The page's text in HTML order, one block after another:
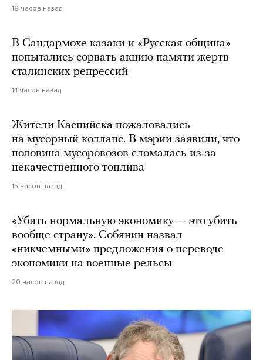
18 часов назад
В Сандармохе казаки и «Русская община»
попытались сорвать акцию памяти жертв
сталинских репрессий
14 часов назад
Жители Каспийска пожаловались
на мусорный коллапс. В мэрии заявили, что
половина мусоровозов сломалась из-за
некачественного топлива
15 часов назад
«Убить нормальную экономику — это убить
вообще страну». Собянин назвал
«никчемными» предложения о переводе
экономики на военные рельсы
20 часов назад